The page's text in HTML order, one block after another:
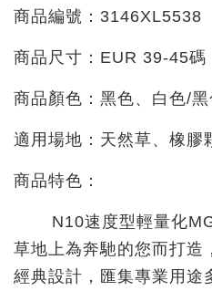
商品編號：3146XL5538
商品尺寸：EUR 39-45碼
商品顏色：黑色、白色/黑
適用場地：天然草、橡膠
商品特色：
N10速度型輕量化MG
草地上為奔馳的您而打造
經典設計，匯集專業用途